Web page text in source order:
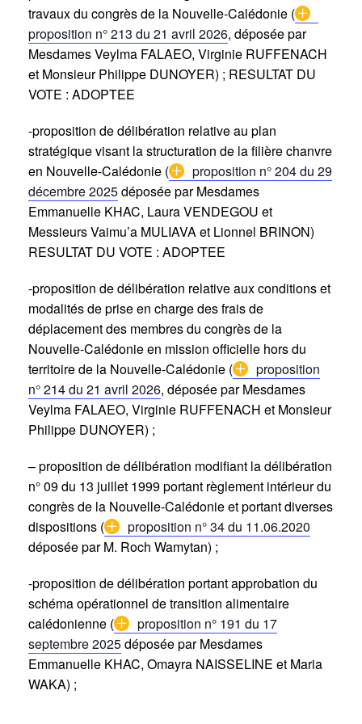
travaux du congrès de la Nouvelle-Calédonie (
proposition n° 213 du 21 avril 2026, déposée par
Mesdames Veylma FALAEO, Virginie RUFFENACH
et Monsieur Philippe DUNOYER) ; RESULTAT DU
VOTE : ADOPTEE
-proposition de délibération relative au plan
stratégique visant la structuration de la filière chanvre
en Nouvelle-Calédonie (
proposition n° 204 du 29
décembre 2025déposée par Mesdames
Emmanuelle KHAC, Laura VENDEGOU et
Messieurs Vaimu’a MULIAVA et Lionnel BRINON)
RESULTAT DU VOTE : ADOPTEE
-proposition de délibération relative aux conditions et
modalités de prise en charge des frais de
déplacement des membres du congrès de la
Nouvelle-Calédonie en mission officielle hors du
territoire de la Nouvelle-Calédonie (
proposition
n° 214 du 21 avril 2026, déposée par Mesdames
Veylma FALAEO, Virginie RUFFENACH et Monsieur
Philippe DUNOYER) ;
– proposition de délibération modifiant la délibération
n° 09 du 13 juillet 1999 portant règlement intérieur du
congrès de la Nouvelle-Calédonie et portant diverses
dispositions (
proposition n° 34 du 11.06.2020
déposée par M. Roch Wamytan) ;
-proposition de délibération portant approbation du
schéma opérationnel de transition alimentaire
calédonienne (
proposition n° 191 du 17
septembre 2025déposée par Mesdames
Emmanuelle KHAC, Omayra NAISSELINE et Maria
WAKA) ;